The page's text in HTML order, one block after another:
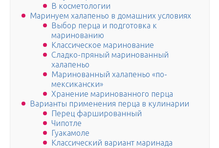
В косметологии
Маринуем халапеньо в домашних условиях
Выбор перца и подготовка к
маринованию
Классическое маринование
Сладко-пряный маринованный
халапеньо
Маринованный халапеньо «по-
мексикански»
Хранение маринованного перца
Варианты применения перца в кулинарии
Перец фаршированный
Чипотле
Гуакамоле
Классический вариант маринада